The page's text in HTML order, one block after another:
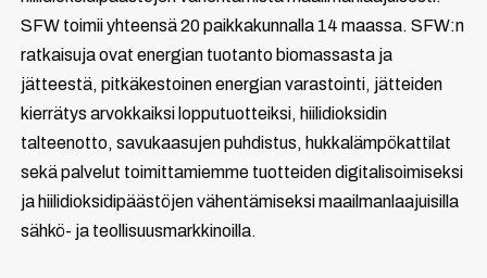
SFW toimii yhteensä 20 paikkakunnalla 14 maassa. SFW:n
ratkaisuja ovat energian tuotanto biomassasta ja
jätteestä, pitkäkestoinen energian varastointi, jätteiden
kierrätys arvokkaiksi lopputuotteiksi, hiilidioksidin
talteenotto, savukaasujen puhdistus, hukkalämpökattilat
sekä palvelut toimittamiemme tuotteiden digitalisoimiseksi
ja hiilidioksidipäästöjen vähentämiseksi maailmanlaajuisilla
sähkö- ja teollisuusmarkkinoilla.